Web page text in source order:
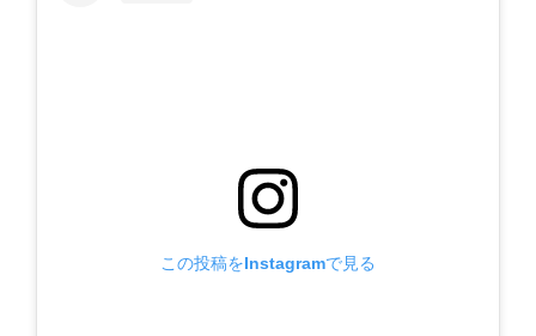
この投稿をInstagramで見る